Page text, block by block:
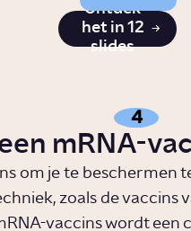
Ontdek
het in 12
slides
4
mRNA-
om je te beschermen
zoals de vaccins
vaccins wordt een